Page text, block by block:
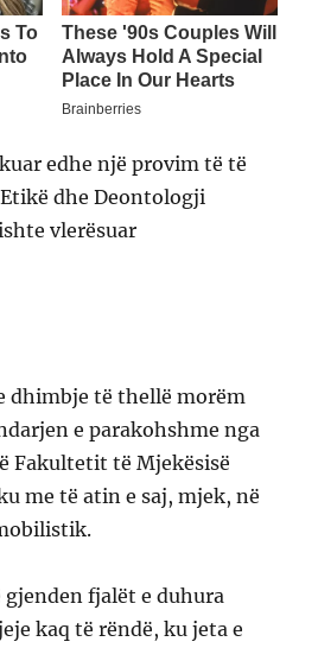
edhe një provim të të
dhe Deontologji
vlerësuar
dhimbje të thellë morëm
e parakohshme nga
Fakultetit të Mjekësisë
me të atin e saj, mjek, në
gjenden fjalët e duhura
kaq të rëndë, ku jeta e